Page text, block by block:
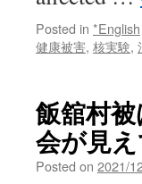
Posted in *English
健康被害, 核実験,
飯舘村
会が見
Posted on 2021/